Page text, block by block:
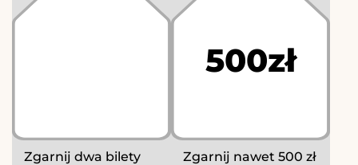
Zgarnij dwa bilety
500zł
Zgarnij nawet 500 zł